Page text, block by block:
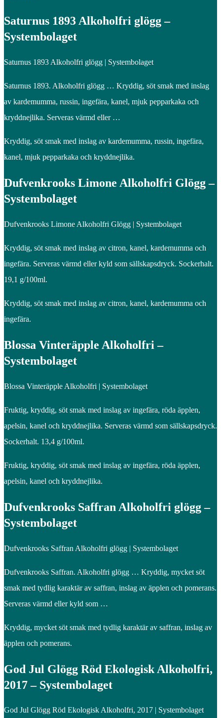
Saturnus 1893 Alkoholfri glögg –
Systembolaget
Saturnus 1893 Alkoholfri glögg | Systembolaget
Saturnus 1893. Alkoholfri glögg … Kryddig, söt smak med inslag
av kardemumma, russin, ingefära, kanel, mjuk pepparkaka och
kryddnejlika. Serveras värmd eller …
Kryddig, söt smak med inslag av kardemumma, russin, ingefära,
kanel, mjuk pepparkaka och kryddnejlika.
Dufvenkrooks Limone Alkoholfri Glögg –
Systembolaget
Dufvenkrooks Limone Alkoholfri Glögg | Systembolaget
Kryddig, söt smak med inslag av citron, kanel, kardemumma och
ingefära. Serveras värmd eller kyld som sällskapsdryck. Sockerhalt.
19,1 g/100ml.
Kryddig, söt smak med inslag av citron, kanel, kardemumma och
ingefära.
Blossa Vinteräpple Alkoholfri –
Systembolaget
Blossa Vinteräpple Alkoholfri | Systembolaget
Fruktig, kryddig, söt smak med inslag av ingefära, röda äpplen,
apelsin, kanel och kryddnejlika. Serveras värmd som sällskapsdryck.
Sockerhalt. 13,4 g/100ml.
Fruktig, kryddig, söt smak med inslag av ingefära, röda äpplen,
apelsin, kanel och kryddnejlika.
Dufvenkrooks Saffran Alkoholfri glögg –
Systembolaget
Dufvenkrooks Saffran Alkoholfri glögg | Systembolaget
Dufvenkrooks Saffran. Alkoholfri glögg … Kryddig, mycket söt
smak med tydlig karaktär av saffran, inslag av äpplen och pomerans.
Serveras värmd eller kyld som …
Kryddig, mycket söt smak med tydlig karaktär av saffran, inslag av
äpplen och pomerans.
God Jul Glögg Röd Ekologisk Alkoholfri,
2017 – Systembolaget
God Jul Glögg Röd Ekologisk Alkoholfri, 2017 | Systembolaget